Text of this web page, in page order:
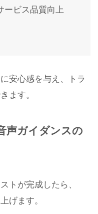
ービス品質向上
安心感を与え、トラ
ます。
声ガイダンスの
トが完成したら、
げます。